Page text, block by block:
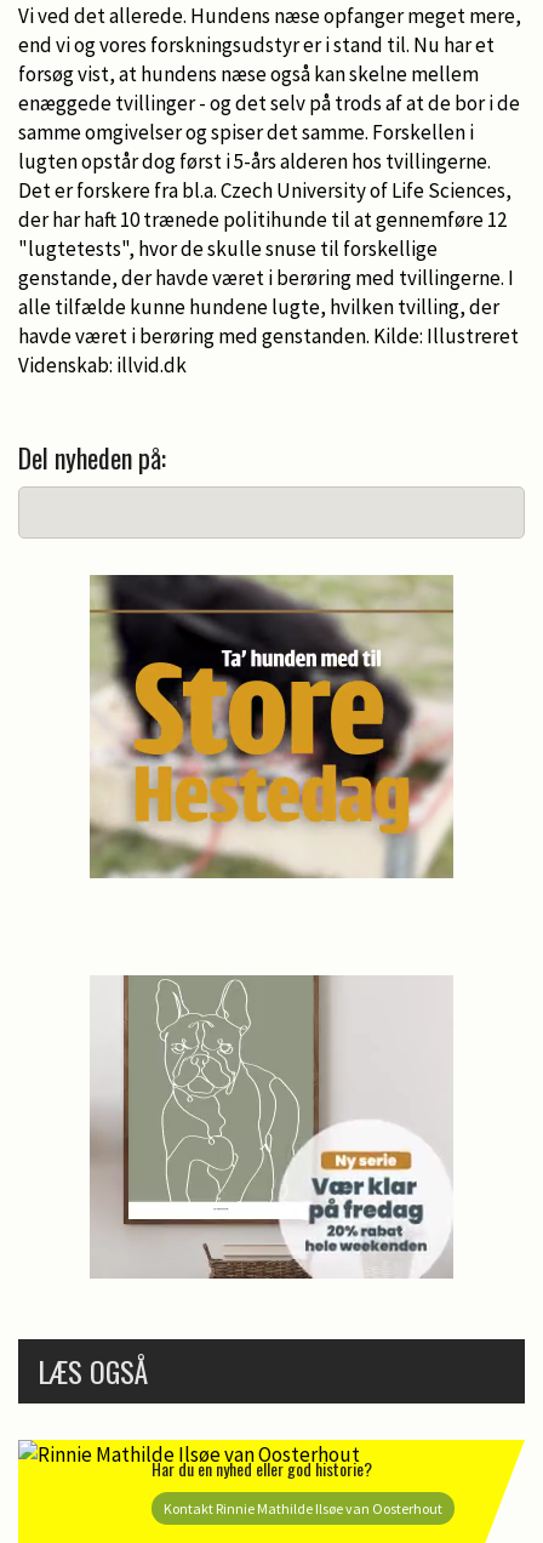
Vi ved det allerede. Hundens næse opfanger meget mere,
end vi og vores forskningsudstyr er i stand til. Nu har et
forsøg vist, at hundens næse også kan skelne mellem
enæggede tvillinger - og det selv på trods af at de bor i de
samme omgivelser og spiser det samme. Forskellen i
lugten opstår dog først i 5-års alderen hos tvillingerne.
Det er forskere fra bl.a. Czech University of Life Sciences,
der har haft 10 trænede politihunde til at gennemføre 12
"lugtetests", hvor de skulle snuse til forskellige
genstande, der havde været i berøring med tvillingerne. I
alle tilfælde kunne hundene lugte, hvilken tvilling, der
havde været i berøring med genstanden. Kilde: Illustreret
Videnskab: illvid.dk
Del nyheden på:
LÆS OGSÅ
Har du en nyhed eller god historie?
Kontakt Rinnie Mathilde Ilsøe van Oosterhout